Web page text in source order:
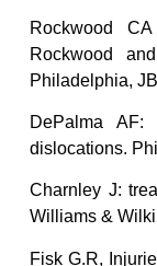
Rockwood
Rockwood
Philadelphia,
DePalma
dislocations.
Charnley J:
Williams &
Fisk G.R,